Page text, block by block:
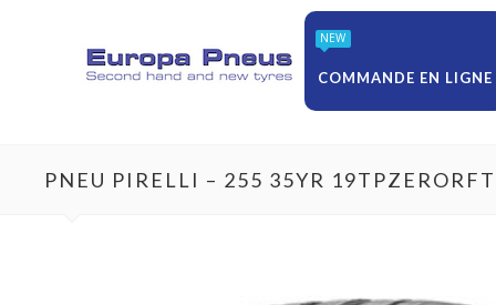
NEW
COMMANDE EN LIGNE
PNEU PIRELLI – 255 35YR